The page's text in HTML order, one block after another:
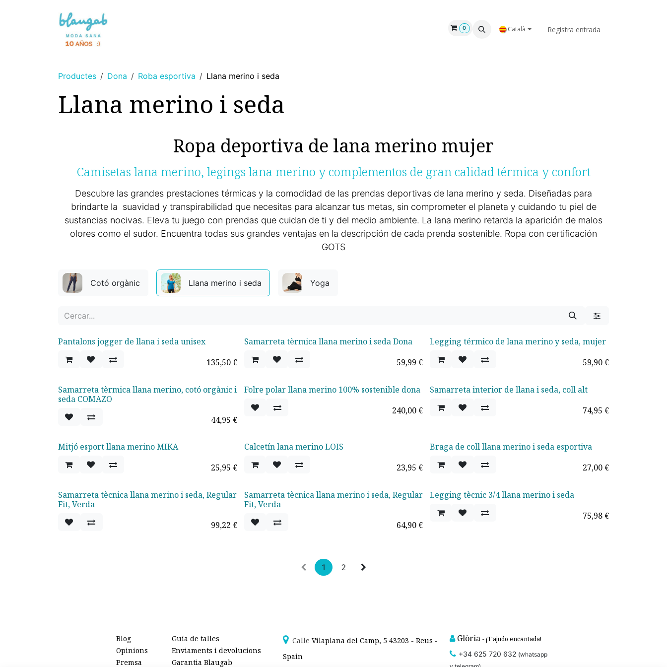
NOSALTRES
0 Català Registra entrada
Productes Dona Roba esportiva Llana merino i seda
Llana merino i seda
Ropa deportiva de lana merino mujer
Camisetas lana merino, legings lana merino y complementos de gran calidad térmica y confort
Descubre las grandes prestaciones térmicas y la comodidad de las prendas deportivas de lana merino y seda. Diseñadas para
brindarte la suavidad y transpirabilidad que necesitas para alcanzar tus metas, sin comprometer el planeta y cuidando tu piel de
sustancias nocivas. Eleva tu juego con prendas que cuidan de ti y del medio ambiente. La lana merino retarda la aparición de malos
olores como el sudor. Encuentra todas sus grandes ventajas en la descripción de cada prenda sostenible. Ropa con certificación
GOTS
Cotó orgànic Llana merino i seda Yoga
Pantalons jogger de llana i seda unisex
135,50€ TOP VENTAS
Samarreta tèrmica llana merino i seda Dona
59,99 €
Legging térmico de lana merino y seda, mujer
59,90€
Samarreta tèrmica llana merino, cotó orgànic i
seda COMAZO
44,95 €
Folre polar llana merino 100% sostenible dona
240,00 €
Samarreta interior de llana i seda, coll alt
74,95 €
Mitjó esport llana merino MIKA
25,95 €
Calcetín lana merino LOIS
23,95 €
Braga de coll llana merino i seda esportiva
27,00€
Samarreta tècnica llana merino i seda, Regular
Fit, Verda
99,22 €
Samarreta tècnica llana merino i seda, Regular
Fit, Verda
64,90 €
Legging tècnic 3/4 llana merino i seda
75,98€
1 2
Guía de talles
Enviaments i devolucions
Garantia Blaugab
Blog
Opinions
Premsa
Calle Vilaplana del Camp, 5 43203 - Reus -
Spain
Glòria - ¡T'ajudo encantada!
+34 625 720 632 (whatsapp